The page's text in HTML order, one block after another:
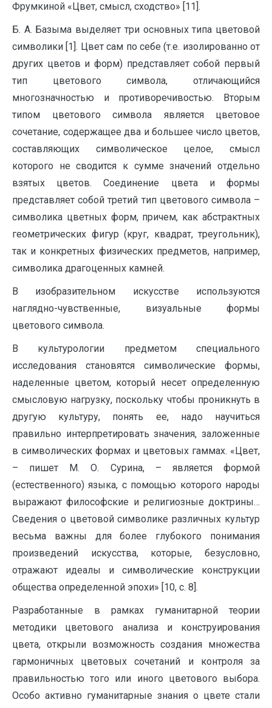
Фрумкиной «Цвет, смысл, сходство» [11].
Б. А. Базыма выделяет три основных типа цветовой
символики [1]. Цвет сам по себе (т.е. изолированно от
других цветов и форм) представляет собой первый
тип цветового символа, отличающийся
многозначностью и противоречивостью. Вторым
типом цветового символа является цветовое
сочетание, содержащее два и большее число цветов,
составляющих символическое целое, смысл
которого не сводится к сумме значений отдельно
взятых цветов. Соединение цвета и формы
представляет собой третий тип цветового символа –
символика цветных форм, причем, как абстрактных
геометрических фигур (круг, квадрат, треугольник),
так и конкретных физических предметов, например,
символика драгоценных камней.
В изобразительном искусстве используются
наглядно-чувственные, визуальные формы
цветового символа.
В культурологии предметом специального
исследования становятся символические формы,
наделенные цветом, который несет определенную
смысловую нагрузку, поскольку чтобы проникнуть в
другую культуру, понять ее, надо научиться
правильно интерпретировать значения, заложенные
в символических формах и цветовых гаммах. «Цвет,
– пишет М. О. Сурина, – является формой
(естественного) языка, с помощью которого народы
выражают философские и религиозные доктрины…
Сведения о цветовой символике различных культур
весьма важны для более глубокого понимания
произведений искусства, которые, безусловно,
отражают идеалы и символичес­кие конструкции
общества определенной эпохи» [10, с. 8].
Разработанные в рамках гуманитарной теории
методики цветового анализа и конструирования
цвета, открыли возможность создания множества
гармоничных цветовых сочетаний и контроля за
правильностью того или иного цветового выбора.
Особо активно гуманитарные знания о цвете стали